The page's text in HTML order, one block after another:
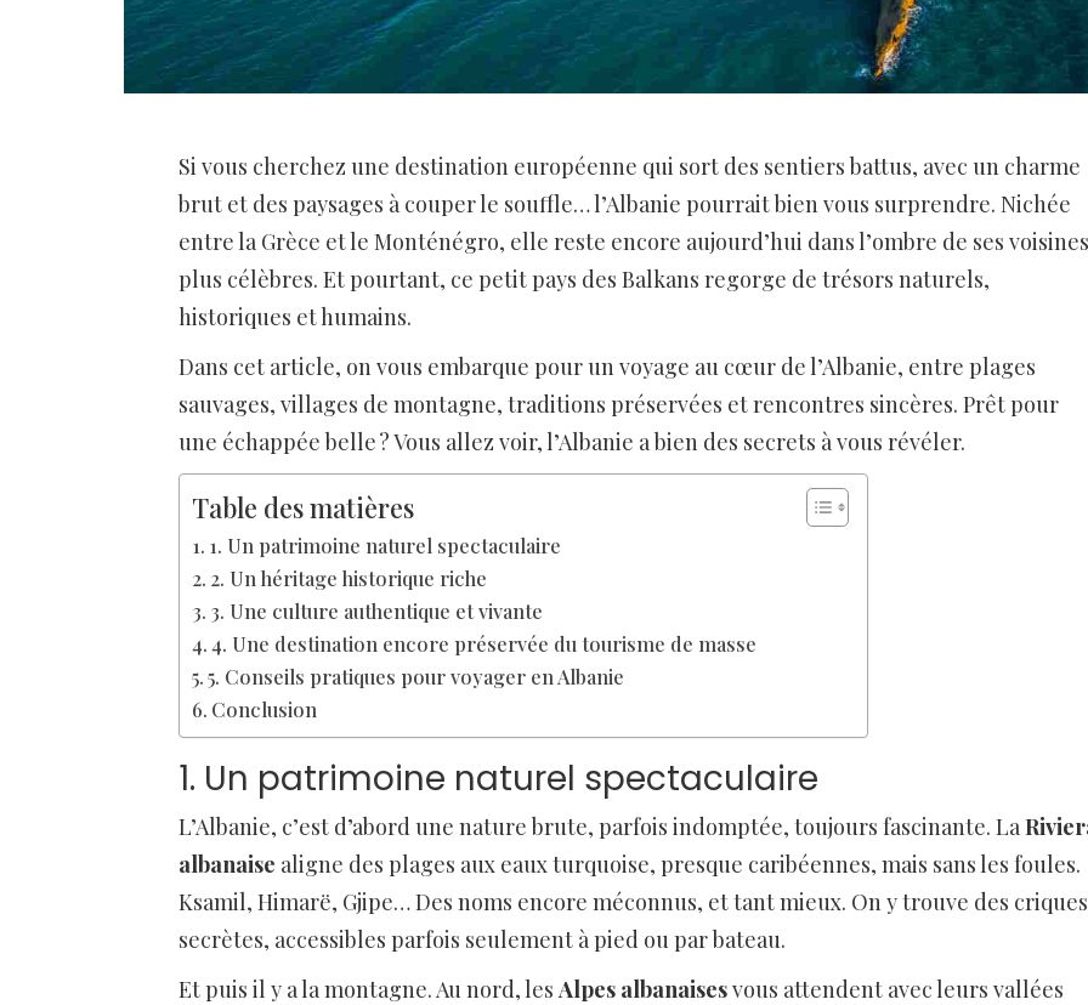
Si vous cherchez une destination européenne qui sort des sentiers battus, avec un charme
brut et des paysages à couper le souffle… l’Albanie pourrait bien vous surprendre. Nichée
entre la Grèce et le Monténégro, elle reste encore aujourd’hui dans l’ombre de ses voisines
plus célèbres. Et pourtant, ce petit pays des Balkans regorge de trésors naturels,
historiques et humains.
Dans cet article, on vous embarque pour un voyage au cœur de l’Albanie, entre plages
sauvages, villages de montagne, traditions préservées et rencontres sincères. Prêt pour
une échappée belle ? Vous allez voir, l’Albanie a bien des secrets à vous révéler.
Table des matières
1. Un patrimoine naturel spectaculaire
2. Un héritage historique riche
3. Une culture authentique et vivante
4. Une destination encore préservée du tourisme de masse
5. Conseils pratiques pour voyager en Albanie
Conclusion
1. Un patrimoine naturel spectaculaire
L’Albanie, c’est d’abord une nature brute, parfois indomptée, toujours fascinante. La
albanaise aligne des plages aux eaux turquoise, presque caribéennes, mais sans les foules.
Ksamil, Himarë, Gjipe… Des noms encore méconnus, et tant mieux. On y trouve des criques
secrètes, accessibles parfois seulement à pied ou par bateau.
Et puis il y a la montagne. Au nord, les Alpes albanaisesvous attendent avec leurs vallées